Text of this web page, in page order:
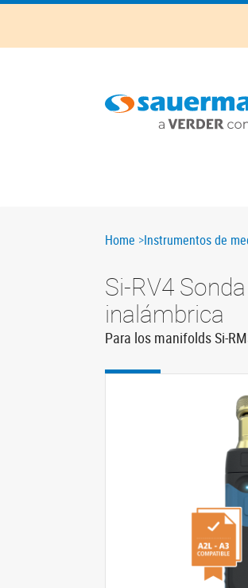
Skip
main
Breadcrumb
Home Instrumentos de
Si-RV4
inalámbrica
Para los manifolds Si-